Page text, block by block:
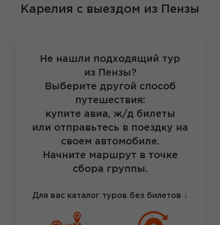
Карелия с выездом из Пензы
Не нашли подходящий тур
из Пензы?
Выберите другой способ
путешествия:
купите авиа, ж/д билеты
или отправьтесь в поездку на
своем автомобиле.
Начните маршрут в точке
сбора группы.
Для вас каталог туров без билетов ↓